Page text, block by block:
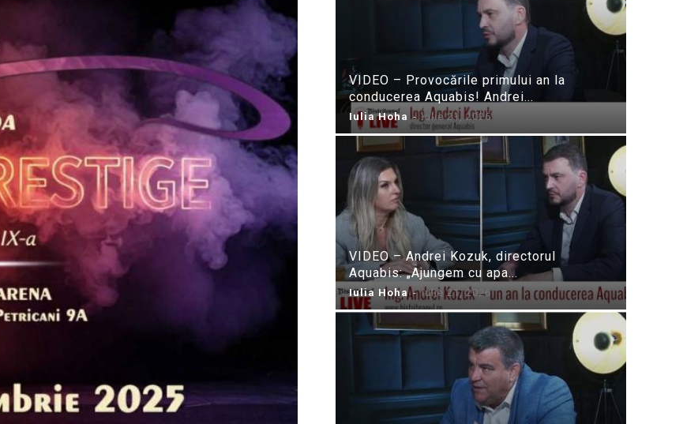
VIDEO – Provocările primului an la
conducerea Aquabis! Andrei...
Iulia Hoha - iulie 21, 2026
VIDEO – Andrei Kozuk, directorul
Aquabis: „Ajungem cu apa...
Iulia Hoha - iulie 21, 2026